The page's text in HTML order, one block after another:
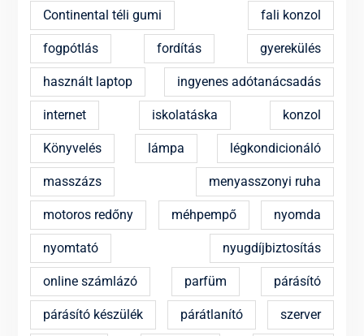
Continental téli gumi fali konzol
fogpótlás fordítás gyerekülés
használt laptop ingyenes adótanácsadás
internet iskolatáska konzol
Könyvelés lámpa légkondicionáló
masszázs menyasszonyi ruha
motoros redőny méhpempő nyomda
nyomtató nyugdíjbiztosítás
online számlázó parfüm párásító
párásító készülék párátlanító szerver